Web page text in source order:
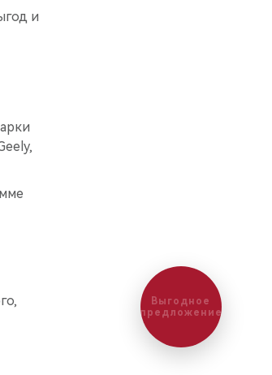
и
Выгодное
предложение